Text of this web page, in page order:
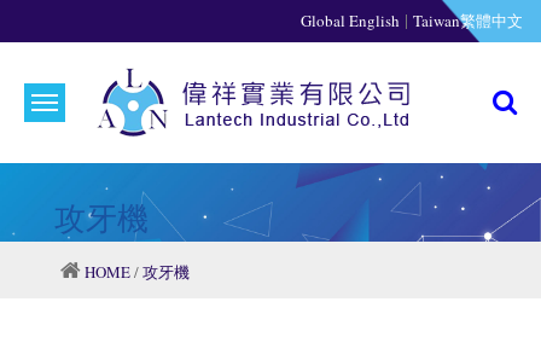
Global English | Taiwan繁體中文
攻牙機
HOME/攻牙機